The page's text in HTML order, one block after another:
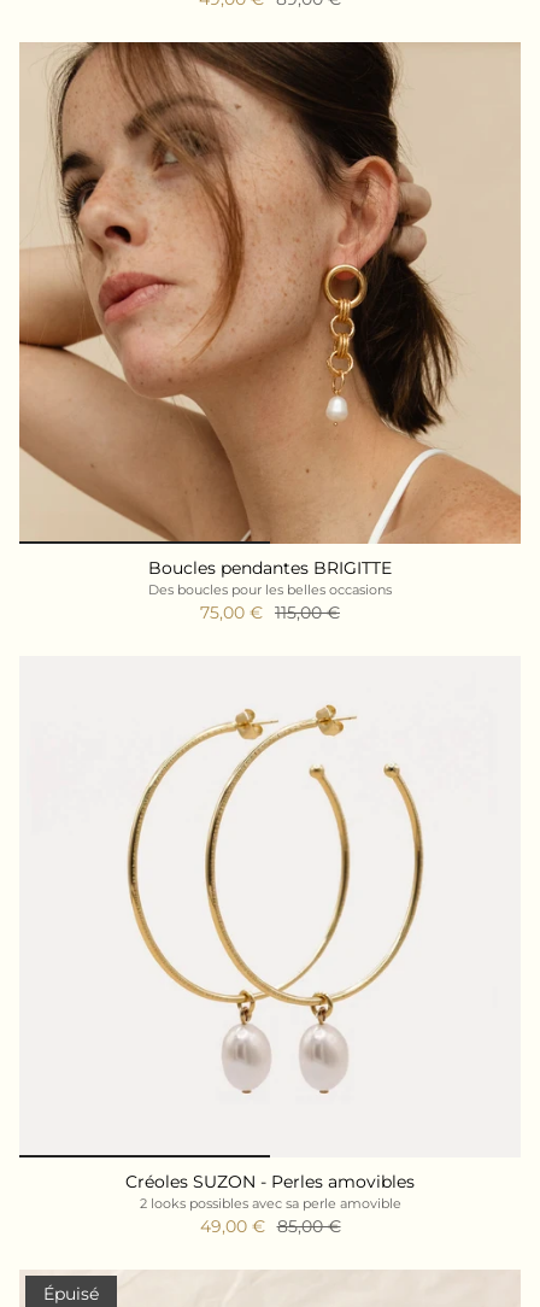
Boucles pendantes BRIGITTE
Des boucles pour les belles occasions
75,00 € 115,00 €
Créoles SUZON - Perles amovibles
2 looks possibles avec sa perle amovible
49,00 € 85,00 €
Épuisé